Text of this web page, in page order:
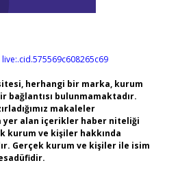
live:.cid.575569c608265c69
herhangi bir marka, kurum
bağlantısı bulunmamaktadır.
makaleler
yer alan içerikler haber niteliği
kurum ve kişiler hakkında
Gerçek kurum ve kişiler ile isim